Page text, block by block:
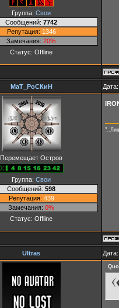
Группа: Свои
Сообщений: 7742
Репутация: 1346
Замечания: 20%
Статус: Offline
МаТ_РоСКиН
Перемещает Остров
Группа: Свои
Сообщений: 598
Репутация: 439
Замечания: 0%
Статус: Offline
Ultras